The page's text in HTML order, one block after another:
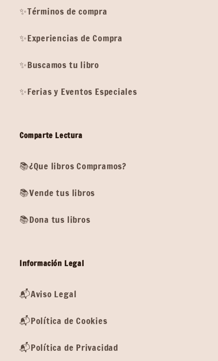
✨Términos de compra
✨Experiencias de Compra
✨Buscamos tu libro
✨Ferias y Eventos Especiales
Comparte Lectura
📚¿Que libros Compramos?
📚Vende tus libros
📚Dona tus libros
Información Legal
📬Aviso Legal
📬Política de Cookies
📬Política de Privacidad